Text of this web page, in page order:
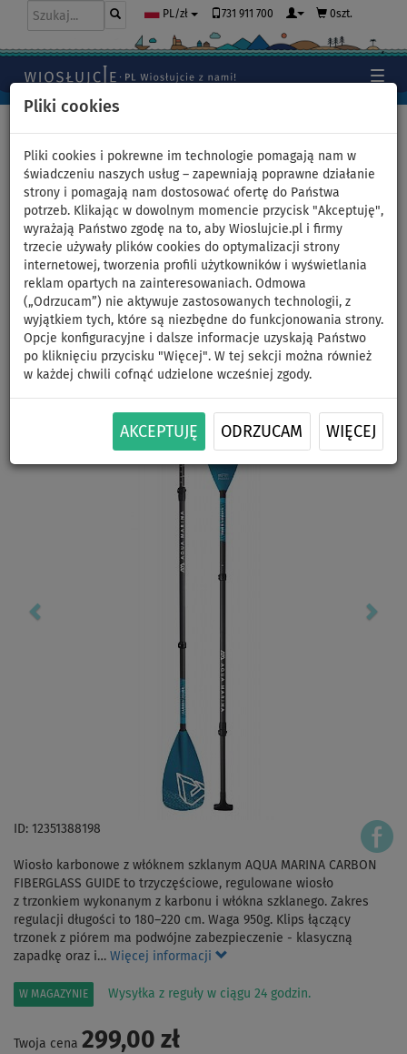
Pliki cookies
Pliki cookies i pokrewne im technologie pomagają nam w
świadczeniu naszych usług – zapewniają poprawne działanie
strony i pomagają nam dostosować ofertę do Państwa
potrzeb. Klikając w dowolnym momencie przycisk "Akceptuję",
wyrażają Państwo zgodę na to, aby Wioslujcie.pl i firmy
trzecie używały plików cookies do optymalizacji strony
internetowej, tworzenia profili użytkowników i wyświetlania
reklam opartych na zainteresowaniach. Odmowa
(„Odrzucam”) nie aktywuje zastosowanych technologii, z
wyjątkiem tych, które są niezbędne do funkcjonowania strony.
Opcje konfiguracyjne i dalsze informacje uzyskają Państwo
po kliknięciu przycisku "Więcej". W tej sekcji można również
w każdej chwili cofnąć udzielone wcześniej zgody.
AKCEPTUJĘ ODRZUCAM WIĘCEJ
PL/zł 731 911 700 0szt.
Wiosło AQUA MARINA CARBON
FIBERGLASS GUIDE 3-
częściowe, regulowane do
desek SUP (2021)
DO
-44 %
Next
ID: 12351388198
Wiosło karbonowe z włóknem szklanym AQUA MARINA CARBON
FIBERGLASS GUIDE to trzyczęściowe, regulowane wiosło
z trzonkiem wykonanym z karbonu i włókna szklanego. Zakres
regulacji długości to 180–220 cm. Waga 950g. Klips łączący
trzonek z piórem ma podwójne zabezpieczenie - klasyczną
zapadkę oraz i… Więcej informacji
W MAGAZYNIE Wysyłka z reguły w ciągu 24 godzin.
Twoja cena 299,00 zł